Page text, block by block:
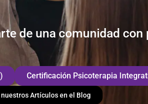
de una comunidad
Certificación Psicoterapia
Artículos en el Blog